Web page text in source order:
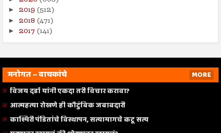
► 2019 (512)
► 2018 (471)
► 2017 (141)
मनोगत – वाचकांचे
MORE
विजय दर्डा यांनी एकदा तरी विचार करावा?
आत्महत्या रोखणे ही कौटुंबिक जबाबदारी
काश्मिरी पंडितांचे विस्थापन, सत्यामागचे कटू सत्य